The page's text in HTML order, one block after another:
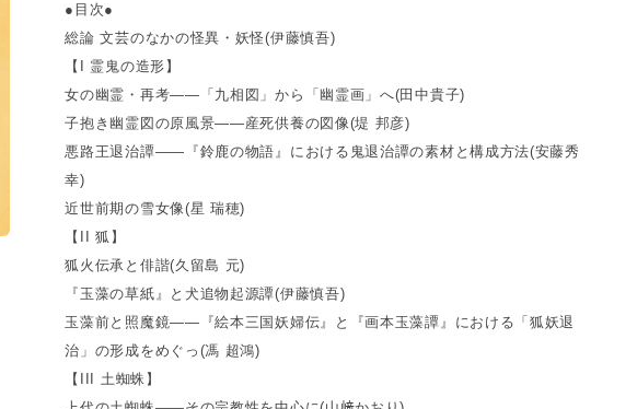
●目次●
総論 文芸のなかの怪異・妖怪(伊藤慎吾)
【I 霊鬼の造形】
女の幽霊・再考――「九相図」から「幽霊画」へ(田中貴子)
子抱き幽霊図の原風景――産死供養の図像(堤 邦彦)
悪路王退治譚――『鈴鹿の物語』における鬼退治譚の素材と構成方法(安藤秀
幸)
近世前期の雪女像(星 瑞穂)
【II 狐】
狐火伝承と俳諧(久留島 元)
『玉藻の草紙』と犬追物起源譚(伊藤慎吾)
玉藻前と照魔鏡――『絵本三国妖婦伝』と『画本玉藻譚』における「狐妖退
治」の形成をめぐっ(馮 超鴻)
【III 土蜘蛛】